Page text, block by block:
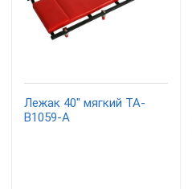
Лежак 40" мягкий TA-
B1059-A